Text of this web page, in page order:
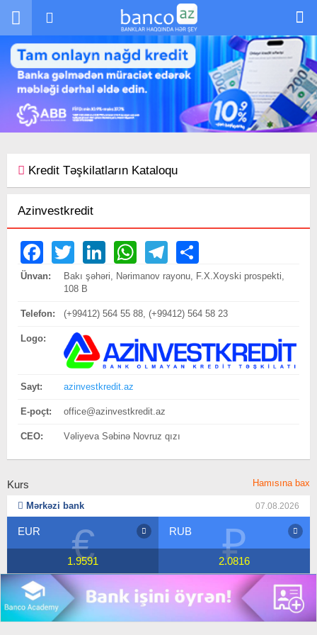
Skip to main content
Kredit Təşkilatların Kataloqu
Azinvestkredit
FacebookTwitter LinkedIn WhatsAppTelegram
Ünvan:
Bakı şəhəri, Nərimanov rayonu, F.X.Xoyski prospekti,
108 B
Telefon: (+99412) 564 55 88, (+99412) 564 58 23
Logo:
Sayt: azinvestkredit.az
E-poçt: office@azinvestkredit.az
CEO: Vəliyeva Səbinə Novruz qızı
Kurs Hamısına bax
Mərkəzi bank 07.08.2026
€
EUR
1.9591 ₽
RUB
2.0816